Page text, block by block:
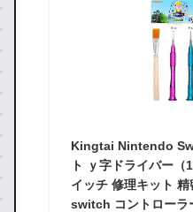
Kingtai Nintendo
ト ｙ字ドライバー
イッチ 修理キット
switch コントローラ